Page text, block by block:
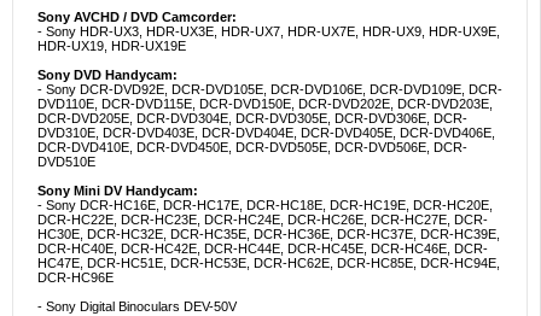
Sony AVCHD / DVD Camcorder:
- Sony HDR-UX3, HDR-UX3E, HDR-UX7, HDR-UX7E, HDR-UX9, HDR-UX9E,
HDR-UX19, HDR-UX19E
Sony DVD Handycam:
- Sony DCR-DVD92E, DCR-DVD105E, DCR-DVD106E, DCR-DVD109E, DCR-
DVD110E, DCR-DVD115E, DCR-DVD150E, DCR-DVD202E, DCR-DVD203E,
DCR-DVD205E, DCR-DVD304E, DCR-DVD305E, DCR-DVD306E, DCR-
DVD310E, DCR-DVD403E, DCR-DVD404E, DCR-DVD405E, DCR-DVD406E,
DCR-DVD410E, DCR-DVD450E, DCR-DVD505E, DCR-DVD506E, DCR-
DVD510E
Sony Mini DV Handycam:
- Sony DCR-HC16E, DCR-HC17E, DCR-HC18E, DCR-HC19E, DCR-HC20E,
DCR-HC22E, DCR-HC23E, DCR-HC24E, DCR-HC26E, DCR-HC27E, DCR-
HC30E, DCR-HC32E, DCR-HC35E, DCR-HC36E, DCR-HC37E, DCR-HC39E,
DCR-HC40E, DCR-HC42E, DCR-HC44E, DCR-HC45E, DCR-HC46E, DCR-
HC47E, DCR-HC51E, DCR-HC53E, DCR-HC62E, DCR-HC85E, DCR-HC94E,
DCR-HC96E
- Sony Digital Binoculars DEV-50V